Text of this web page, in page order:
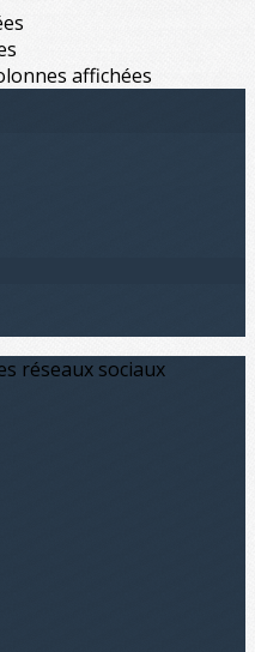
affichées
réseaux sociaux